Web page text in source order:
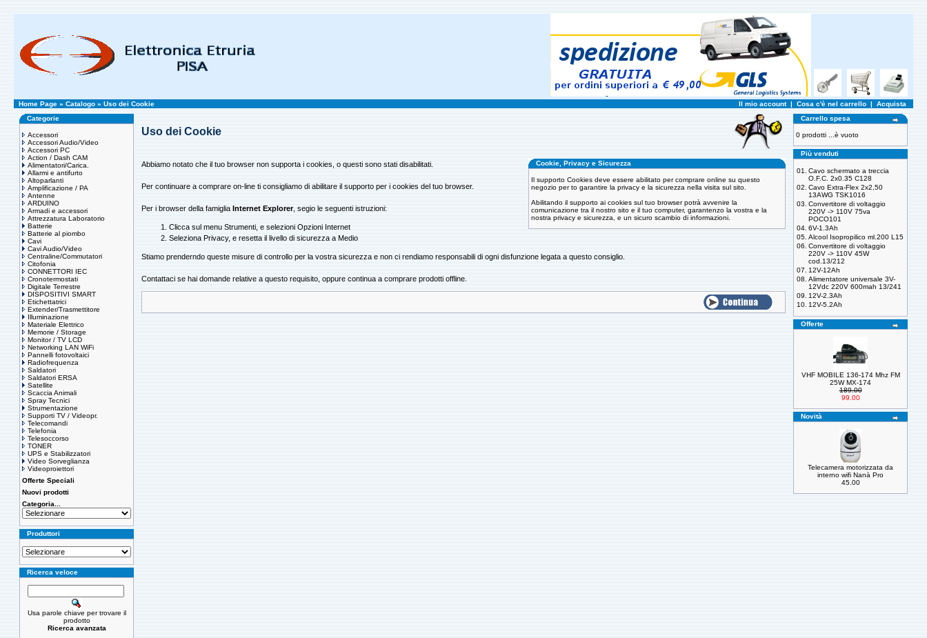
Home Page » Catalogo » Uso dei Cookie Il mio account| Cosa c'è nel carrello | Acquista
Categorie
Accessori
Accessori Audio/Video
Accessori PC
Action / Dash CAM
Alimentatori/Carica.
Allarmi e antifurto
Altoparlanti
Amplificazione / PA
Antenne
ARDUINO
Armadi e accessori
Attrezzatura Laboratorio
Batterie
Batterie al piombo
Cavi
Cavi Audio/Video
Centraline/Commutatori
Citofonia
CONNETTORI IEC
Cronotermostati
Digitale Terrestre
DISPOSITIVI SMART
Etichettatrici
Extender/Trasmettitore
Illuminazione
Materiale Elettrico
Memorie / Storage
Monitor / TV LCD
Networking LAN WiFi
Pannelli fotovoltaici
Radiofrequenza
Saldatori
Saldatori ERSA
Satellite
Scaccia Animali
Spray Tecnici
Strumentazione
Supporti TV / Videopr.
Telecomandi
Telefonia
Telesoccorso
TONER
UPS e Stabilizzatori
Video Sorveglianza
Videoproiettori
Offerte Speciali
Nuovi prodotti
Categoria...
Produttori
Ricerca veloce
Usa parole chiave per trovare il
prodotto
Ricerca avanzata
Uso dei Cookie
Cookie, Privacy e Sicurezza
Il supporto Cookies deve essere abilitato per comprare online su questo
negozio per to garantire la privacy e la sicurezza nella visita sul sito.
Abilitando il supporto ai cookies sul tuo browser potrà avvenire la
comunicazione tra il nostro sito e il tuo computer, garantenzo la vostra e la
nostra privacy e sicurezza, e un sicuro scambio di informazioni.
Abbiamo notato che il tuo browser non supporta i cookies, o questi sono stati disabilitati.
Per continuare a comprare on-line ti consigliamo di abilitare il supporto per i cookies del tuo browser.
Per i browser della famigliaInternet Explorer, segio le seguenti istruzioni:
Clicca sul menu Strumenti, e selezioni Opzioni Internet
Seleziona Privacy, e resetta il livello di sicurezza a Medio
Stiamo prenderndo queste misure di controllo per la vostra sicurezza e non ci rendiamo responsabili di ogni disfunzione legata a questo consiglio.
Contattaci se hai domande relative a questo requisito, oppure continua a comprare prodotti offline.
Carrello spesa
0 prodotti ...è vuoto
Più venduti
01.
Cavo schermato a treccia
O.F.C. 2x0.35 C128
02. Cavo Extra-Flex 2x2,50
13AWG TSK1016
03. Convertitore di voltaggio
220V -> 110V 75va
POCO101
04. 6V-1.3Ah
05. Alcool Isopropilico ml.200 L15
06. Convertitore di voltaggio
220V -> 110V 45W
cod.13/212
07.
12V-12Ah
08. Alimentatore universale 3V-
12Vdc 220V 600mah 13/241
09.
12V-2.3Ah
10. 12V-5.2Ah
Offerte
VHF MOBILE 136-174 Mhz FM
25W MX-174
189.00
99.00
Novità
Telecamera motorizzata da
interno wifi Nanà Pro
45.00